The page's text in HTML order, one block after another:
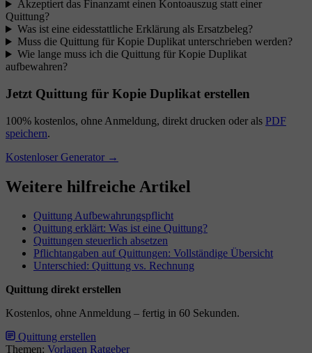
Akzeptiert das Finanzamt einen Kontoauszug statt einer
Quittung?
Was ist eine eidesstattliche Erklärung als Ersatzbeleg?
Muss die Quittung für Kopie Duplikat unterschrieben werden?
Wie lange muss ich die Quittung für Kopie Duplikat
aufbewahren?
Jetzt Quittung für Kopie Duplikat erstellen
100% kostenlos, ohne Anmeldung, direkt drucken oder als PDF
speichern.
Kostenloser Generator →
Weitere hilfreiche Artikel
Quittung Aufbewahrungspflicht
Quittung erklärt: Was ist eine Quittung?
Quittungen steuerlich absetzen
Pflichtangaben auf Quittungen: Vollständige Übersicht
Unterschied: Quittung vs. Rechnung
Quittung direkt erstellen
Kostenlos, ohne Anmeldung – fertig in 60 Sekunden.
Quittung erstellen
Themen: Vorlagen Ratgeber